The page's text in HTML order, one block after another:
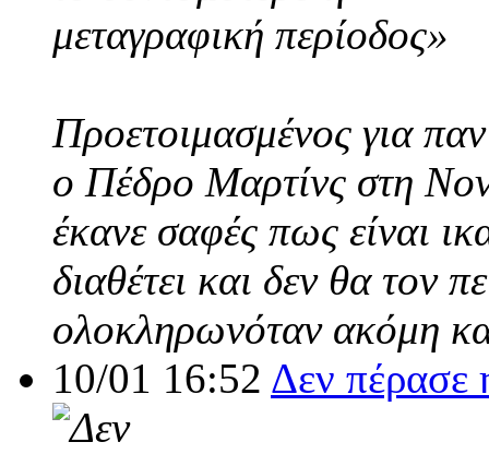
Προετοιμασμένος για
ο Πέδρο Μαρτίνς στη
έκανε σαφές πως είναι
διαθέτει και δεν θα τον
ολοκληρωνόταν ακόμη
10/01 16:52 Δεν πέρασε